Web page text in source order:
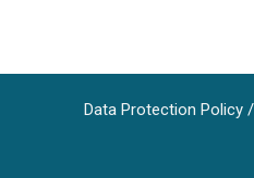
Data Protection Policy /